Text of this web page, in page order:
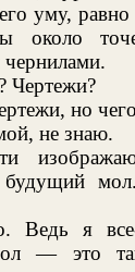
уму, равно
около
Чертежи?
но
не знаю.
будущий
я все-
— это